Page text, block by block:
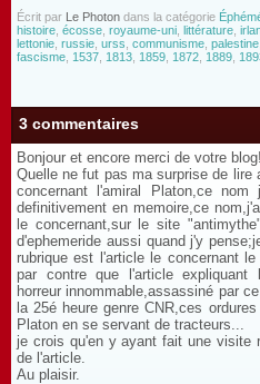
Écrit par Le Photon dans la catégorie
histoire écosse royaume-uni littérature
lettonie russie urss communisme palestine
fascisme 1537 1813 1859 1872 1889
3 commentaires
Bonjour et encore merci de votre blog!
Quelle ne fut pas ma surprise de lire
concernant l'amiral Platon,ce
definitivement en memoire,ce
le concernant,sur le site
d'ephemeride aussi quand j'y
rubrique est l'article le concernant
par contre que l'article
horreur innommable,assassiné par
la 25é heure genre CNR,ces
Platon en se servant de tracteurs...
je crois qu'en y ayant fait une visite
de l'article.
Au plaisir.